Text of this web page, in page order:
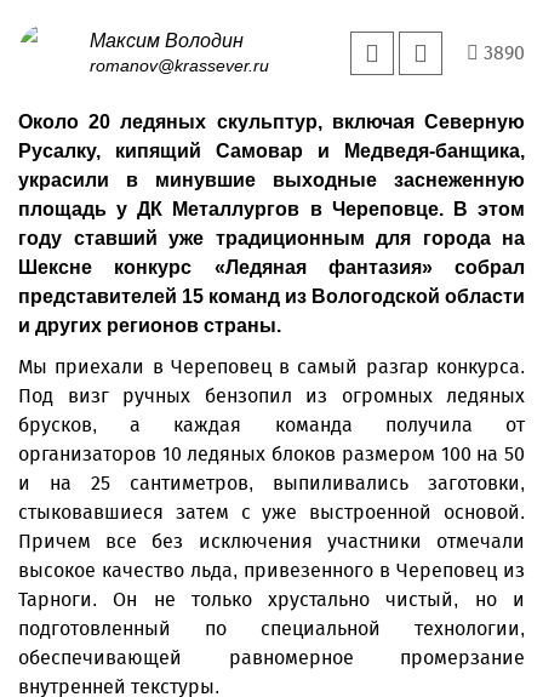
Максим Володин
romanov@krassever.ru
3890
Около 20 ледяных скульптур, включая Северную
Русалку, кипящий Самовар и Медведя-банщика,
украсили в минувшие выходные заснеженную
площадь у ДК Металлургов в Череповце. В этом
году ставший уже традиционным для города на
Шексне конкурс «Ледяная фантазия» собрал
представителей 15 команд из Вологодской области
и других регионов страны.
Мы приехали в Череповец в самый разгар конкурса.
Под визг ручных бензопил из огромных ледяных
брусков, а каждая команда получила от
организаторов 10 ледяных блоков размером 100 на 50
и на 25 сантиметров, выпиливались заготовки,
стыковавшиеся затем с уже выстроенной основой.
Причем все без исключения участники отмечали
высокое качество льда, привезенного в Череповец из
Тарноги. Он не только хрустально чистый, но и
подготовленный по специальной технологии,
обеспечивающей равномерное промерзание
внутренней текстуры.